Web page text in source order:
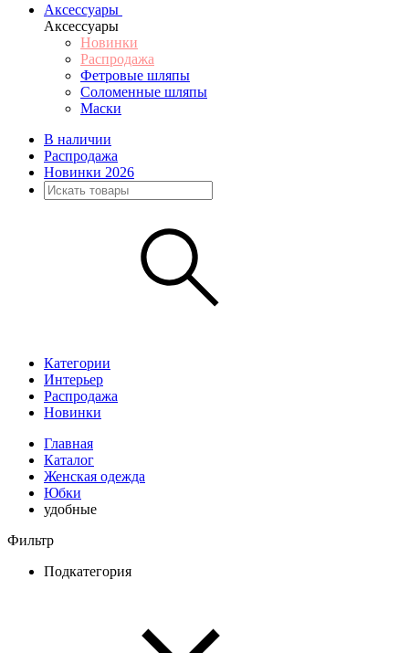
Аксессуары
Аксессуары
Новинки
Распродажа
Фетровые шляпы
Соломенные шляпы
Маски
В наличии
Распродажа
Новинки 2026
Категории
Интерьер
Распродажа
Новинки
Главная
Каталог
Женская одежда
Юбки
удобные
Фильтр
Подкатегория